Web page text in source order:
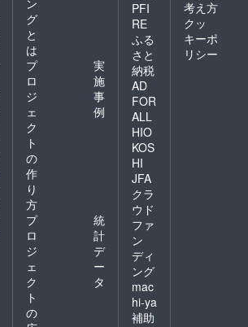
ン
グ
と
は
プ
ロ
ジ
ェ
ク
ト
の
作
り
方
実
施
事
例
プ
ロ
ジ
ェ
ク
ト
の
統
計
デ
ー
タ
PFI
RE
ふる
さと
納税
AD
FOR
ALL
HIO
KOS
HI
JFA
クラ
ウド
ファ
ン
ディ
ング
mac
hi-ya
補助
考え方
クッ
キーポ
リシー